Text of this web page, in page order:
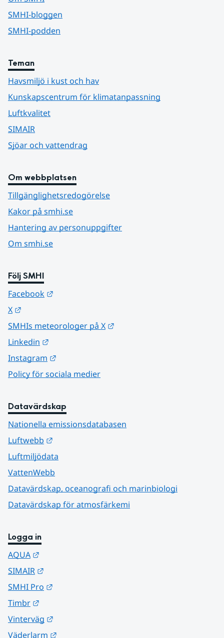
SMHI-bloggen
SMHI-podden
Teman
Havsmiljö i kust och hav
Kunskapscentrum för klimatanpassning
Luftkvalitet
SIMAIR
Sjöar och vattendrag
Om webbplatsen
Tillgänglighetsredogörelse
Kakor på smhi.se
Hantering av personuppgifter
Om smhi.se
Följ SMHI
Facebook
X
SMHIs meteorologer på X
Linkedin
Instagram
Policy för sociala medier
Datavärdskap
Nationella emissionsdatabasen
Luftwebb
Luftmiljödata
VattenWebb
Datavärdskap, oceanografi och marinbiologi
Datavärdskap för atmosfärkemi
Logga in
AQUA
SIMAIR
SMHI Pro
Timbr
Vinterväg
Väderlarm